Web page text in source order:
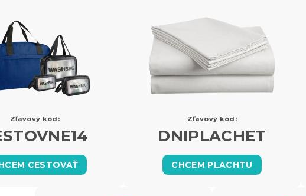
Zľavový kód:
CESTOVAŤ
Zľavový kód:
DNIPLACHET
CHCEM PLACHTU